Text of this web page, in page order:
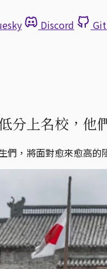
Discord
分上名校，他
們，將面對愈來愈高的